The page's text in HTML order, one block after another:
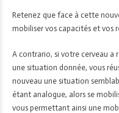
Retenez que face à cette
mobiliser vos capacités et vos
A contrario, si votre cerveau a
une situation donnée, vous
nouveau une situation
étant analogue, alors se
vous permettant ainsi une